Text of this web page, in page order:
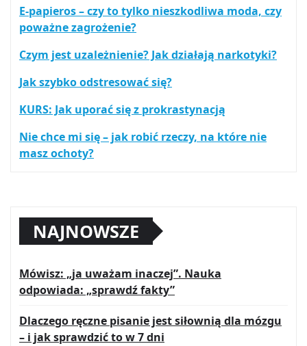
E-papieros – czy to tylko nieszkodliwa moda, czy
poważne zagrożenie?
Czym jest uzależnienie? Jak działają narkotyki?
Jak szybko odstresować się?
KURS: Jak uporać się z prokrastynacją
Nie chce mi się – jak robić rzeczy, na które nie
masz ochoty?
NAJNOWSZE
Mówisz: „ja uważam inaczej”. Nauka
odpowiada: „sprawdź fakty”
Dlaczego ręczne pisanie jest siłownią dla mózgu
– i jak sprawdzić to w 7 dni